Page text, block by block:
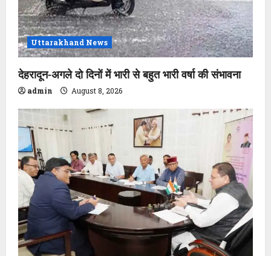
Uttarakhand News
देहरादून-अगले दो दिनों में भारी से बहुत भारी वर्षा की संभावना
admin August 8, 2026